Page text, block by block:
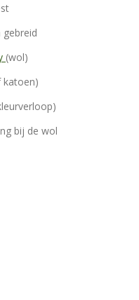
gebreid
(wol)
katoen)
bij de wol